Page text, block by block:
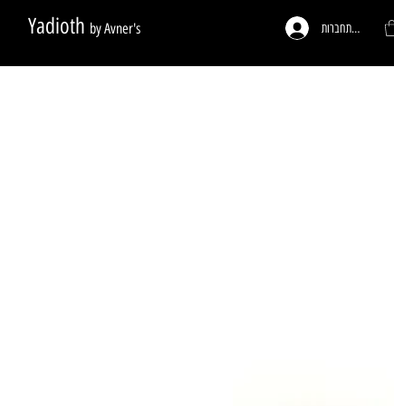
Yadioth by Avner's להתחברות